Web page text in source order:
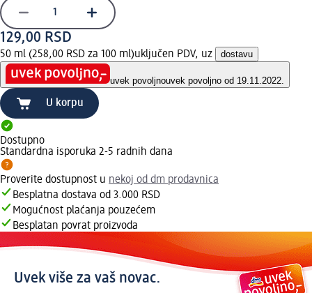
129,00 RSD
50 ml (258,00 RSD za 100 ml)uključen PDV, uz dostavu
uvek povoljnouvek povoljno od 19.11.2022.
U korpu
Dostupno
Standardna isporuka 2-5 radnih dana
Proverite dostupnost u nekoj od dm prodavnica
Besplatna dostava od 3.000 RSD
Mogućnost plaćanja pouzećem
Besplatan povrat proizvoda
Uvek više za vaš novac.